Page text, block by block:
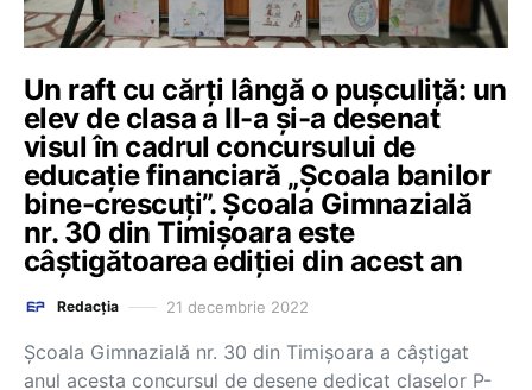
Un raft cu cărți lângă o pușculiță: un
elev de clasa a II-a și-a desenat
visul în cadrul concursului de
educație financiară „Școala banilor
bine-crescuți”. Școala Gimnazială
nr. 30 din Timișoara este
câștigătoarea ediției din acest an
Redacția 21 decembrie 2022
Școala Gimnazială nr. 30 din Timișoara a câștigat
anul acesta concursul de desene dedicat claselor P-